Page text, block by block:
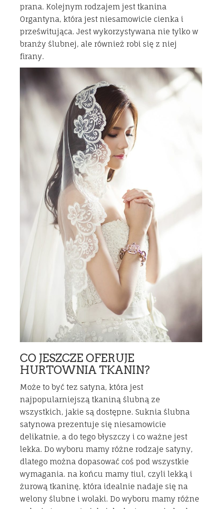
prana. Kolejnym rodzajem jest tkanina
Organtyna, która jest niesamowicie cienka i
prześwitująca. Jest wykorzystywana nie tylko w
branży ślubnej, ale również robi się z niej
firany.
CO JESZCZE OFERUJE
HURTOWNIA TKANIN?
Może to być tez satyna, która jest
najpopularniejszą tkaniną ślubną ze
wszystkich, jakie są dostępne. Suknia ślubna
satynowa prezentuje się niesamowicie
delikatnie, a do tego błyszczy i co ważne jest
lekka. Do wyboru mamy różne rodzaje satyny,
dlatego można dopasować coś pod wszystkie
wymagania. na końcu mamy tiul, czyli lekką i
żurową tkaninę, która idealnie nadaje się na
welony ślubne i wolaki. Do wyboru mamy różne